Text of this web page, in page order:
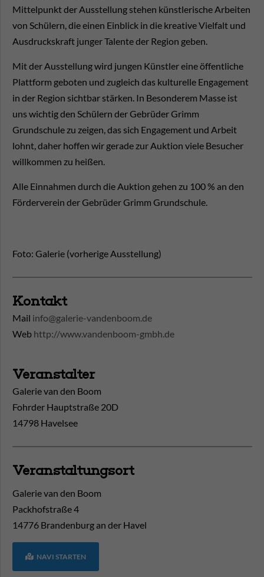
Mittelpunkt der Ausstellung stehen künstlerische Arbeiten
von Schülern, die einen Einblick in die kreative Vielfalt und
Ausdruckskraft junger Talente der Region geben.
Mit der Ausstellung wird jungen Künstler eine öffentliche
Plattform geboten und zugleich das kulturelle Engagement
in der Region sichtbar stärken. In Besonderem Masse ist
uns wichtig den Schülern der Gebrüder Grimm
Grundschule zu zeigen, das sich Engagement und Arbeit
lohnt, daher hoffen wir gerade zur Auktion viele Besucher
willkommen zu heißen.
Alle Einnahmen durch die Auktion gehen zu 100 % an den
Förderverein der Gebrüder Grimm Grundschule.
Foto: Galerie (vorherige Ausstellung)
Kontakt
Mail info@galerie-vandenboom.de
Web http://www.vandenboom-gmbh.de
Veranstalter
Galerie van den Boom
Fohrder Hauptstraße 20D
14798 Havelsee
Veranstaltungsort
Galerie van den Boom
Packhofstraße 4
14776 Brandenburg an der Havel
NAVI STARTEN